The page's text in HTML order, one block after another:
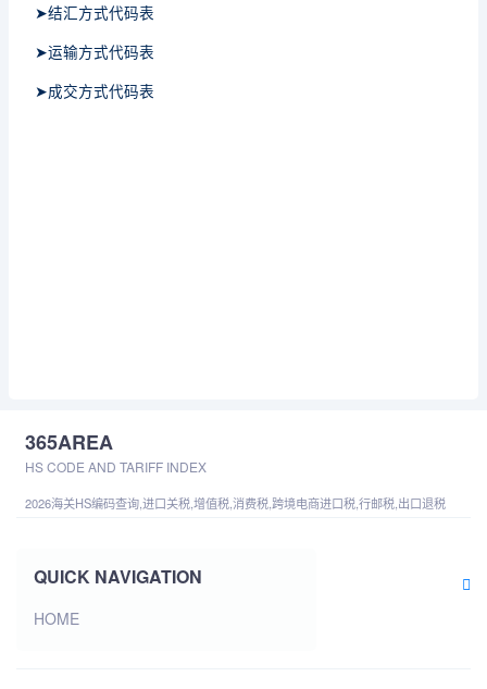
➤结汇方式代码表
➤运输方式代码表
➤成交方式代码表
365AREA
HS CODE AND TARIFF INDEX
2026海关HS编码查询,进口关税,增值税,消费税,跨境电商进口税,行邮税,出口退税
QUICK NAVIGATION
HOME